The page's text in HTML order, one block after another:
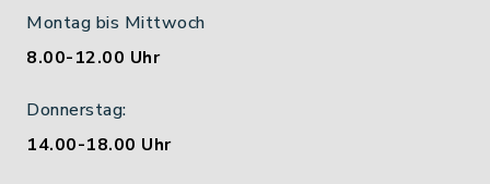
Montag bis Mittwoch
8.00-12.00 Uhr
Donnerstag:
14.00-18.00 Uhr